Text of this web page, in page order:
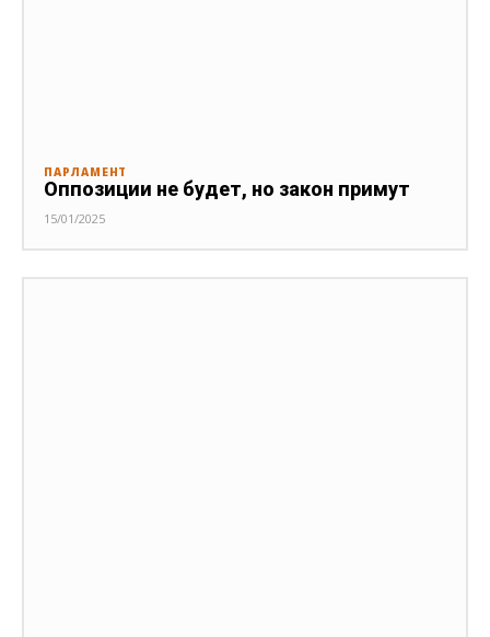
ПАРЛАМЕНТ
Оппозиции не будет, но закон примут
15/01/2025